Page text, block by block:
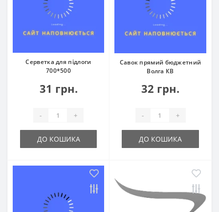
Серветка для підлоги
700*500
31 грн.
- +
ДО КОШИКА
Савок прямий бюджетний
Волга КВ
32 грн.
- +
ДО КОШИКА